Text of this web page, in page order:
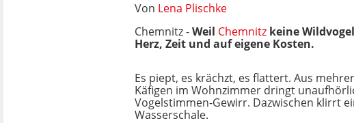
Von Lena Plischke
Chemnitz -Weil Chemnitz keine
Herz, Zeit und auf eigene Kosten.
Es piept, es krächzt, es flattert. Aus
Käfigen im Wohnzimmer dringt
Vogelstimmen-Gewirr. Dazwischen klirrt
Wasserschale.